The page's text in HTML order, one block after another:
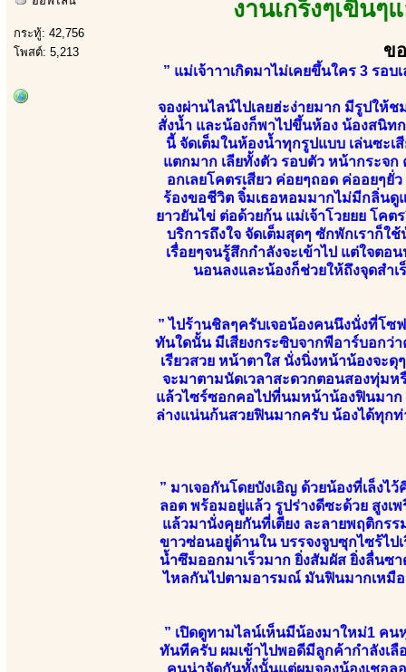
กระทู้: 42,756
โพสต์: 5,213
งานเกร็งๆเขิน
ข
” แม่เจ้าาาเกิดมาไม่เคยขึ้นใคร 3 รอ
จองผ่านไลน์ไปเลยฮ่ะง่ายมาก มีรูปให้
สั่งน้ำ และน้องก็พาไปขึ้นห้อง น้องสนิท
นี้ จัดเต็มในห้องน้ำทุกรูปแบบ เล่นซะเ
แตกมาก เลียทั้งตัว รอบตัว หน้ากระจ
อกเลยโคตรเสียว ค่อยๆถอด ค่ออยๆยั่
ร้องขอชีวิต จิ๋มเธอหอมมากไม่มีกลิ่นดู
ยาวยันไข่ ต่อด้วยก้น แม่เจ้าโวยยย โค
บริการถึงใจ จัดเต็มสุดๆ ซักพักเราก็ใ
เรื่อยๆจนรู้สึกกำลังจะเข้าไป แต่ใจตอ
นอนลงและน้องก็ช่วยให้ถึงจุดสำเ
” ไปร้านชิลๆครับเจอน้องคนนึงนั่งที่โซ
ทันใดนั้น มีเสียงกระซิบจากพีอาร์บอกว่
เรียวสวย หน้าตาใส นั่งนิ่งหน้าน้องจะ
จะมาตามนัดเวลาสะดวกตอนสองทุ่มห
แล้วไซร์ซอกคอไปที่นมหน้าน้องฟินมาก
ล่างแน่นก้นสวยฟินมากครับ น้องได้ทุ
” มาเจอกันโดยบังเอิญ ด้วยน้องที่เล็งไ
ลอต พร้อมอยู่แล้ว รูปร่างดีซะด้วย สูงเ
แล้วมานั่งคุยกันที่เตียง ละลายพฤติกร
ขาวซ่อนอยู่ด้านใน บรรจงจูบซุกไซร้ไป
น้ำซึมออกมาเร็วมาก ยิ่งสัมผัส ยิ่งลื่นซา
ไหลกันไปตามอารมณ์ มันฟินมากเหมือ
” เปิดดูทามไลน์เห็นมีน้องมาใหม่1 คน
ทันทีครับ ผมเข้าไปพอดีมีลูกค้ากำลังเ
คนน่าจัดกันทั้งนั้นแต่ผมจองน้องเชอล